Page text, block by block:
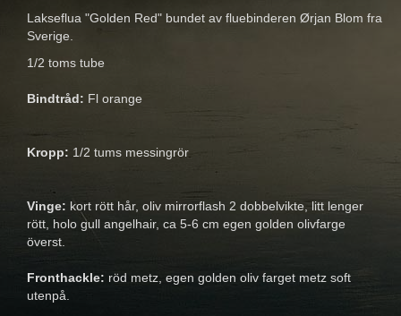
Lakseflua "Golden Red" bundet av fluebinderen Ørjan Blom fra
Sverige.
1/2 toms tube
Bindtråd: Fl orange
Kropp: 1/2 tums messingrör
Vinge: kort rött hår, oliv mirrorflash 2 dobbelvikte, litt lenger
rött, holo gull angelhair, ca 5-6 cm egen golden olivfarge
överst.
Fronthackle: röd metz, egen golden oliv farget metz soft
utenpå.